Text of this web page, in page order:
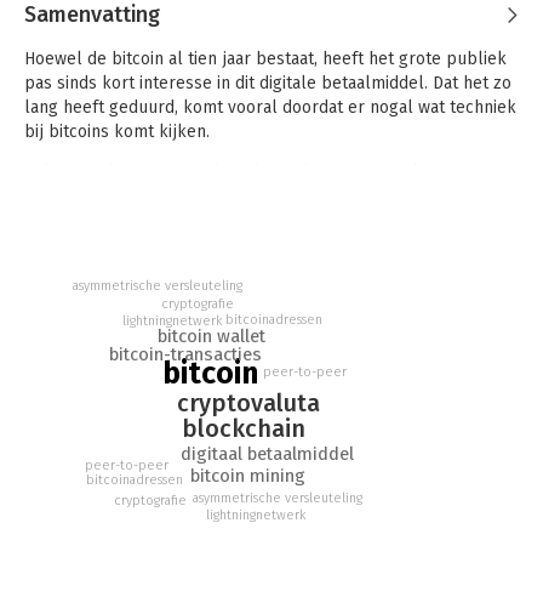
Samenvatting
Hoewel de bitcoin al tien jaar bestaat, heeft het grote publiek
pas sinds kort interesse in dit digitale betaalmiddel. Dat het zo
lang heeft geduurd, komt vooral doordat er nogal wat techniek
bij bitcoins komt kijken.
gebaseerd. Bovendien gaat het boek in op alternatieven voor
bitcoins zoals Ethereum en Litecoin.
bitcoin
cryptovaluta
blockchain
bitcoin-transacties
digitaal betaalmiddel
bitcoin mining
bitcoin wallet
lightningnetwerk
cryptografie
bitcoinadressen
peer-to-peer
asymmetrische versleuteling
lightningnetwerk
cryptografie
bitcoinadressen
peer-to-peer
asymmetrische versleuteling